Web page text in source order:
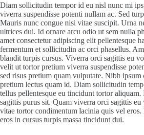
Diam sollicitudin tempor id eu nisl nunc mi
viverra suspendisse potenti nullam ac. Sed
Mauris nunc congue nisi vitae suscipit. Urna
ultrices dui. Id ornare arcu odio ut sem nulla
amet consectetur adipiscing elit pellentesque
fermentum et sollicitudin ac orci phasellus.
blandit turpis cursus. Viverra orci sagittis eu
velit ut tortor pretium viverra suspendisse
sed risus pretium quam vulputate. Nibh ipsum
pretium lectus quam id. Diam sollicitudin
tellus pellentesque eu tincidunt tortor aliquam.
sagittis purus sit. Quam viverra orci sagittis eu
vitae tortor condimentum lacinia quis vel
eros in cursus turpis massa tincidunt dui.